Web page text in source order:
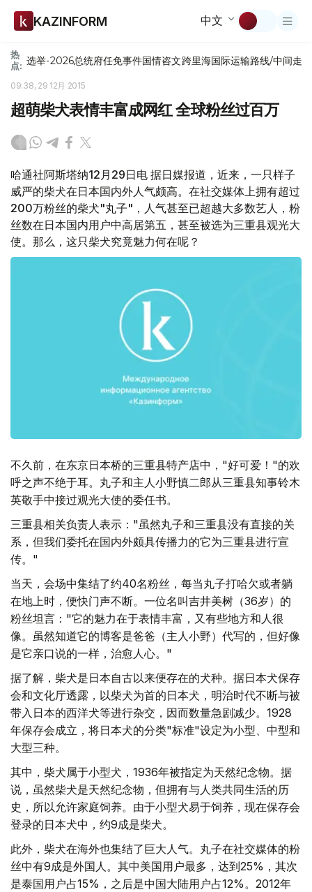
KAZINFORM 中文
热
点: 选举-2026总统府任免事件国情咨文跨里海国际运输路线/中间走廊
09:38, 29 12月 2015
超萌柴犬表情丰富成网红 全球粉丝过百万
哈通社阿斯塔纳12月29日电 据日媒报道，近来，一只样子
威严的柴犬在日本国内外人气颇高。在社交媒体上拥有超过
200万粉丝的柴犬"丸子"，人气甚至已超越大多数艺人，粉
丝数在日本国内用户中高居第五，甚至被选为三重县观光大
使。那么，这只柴犬究竟魅力何在呢？
不久前，在东京日本桥的三重县特产店中，"好可爱！"的欢
呼之声不绝于耳。丸子和主人小野慎二郎从三重县知事铃木
英敬手中接过观光大使的委任书。
三重县相关负责人表示："虽然丸子和三重县没有直接的关
系，但我们委托在国内外颇具传播力的它为三重县进行宣
传。"
当天，会场中集结了约40名粉丝，每当丸子打哈欠或者躺
在地上时，便快门声不断。一位名叫吉井美树（36岁）的
粉丝坦言："它的魅力在于表情丰富，又有些地方和人很
像。虽然知道它的博客是爸爸（主人小野）代写的，但好像
是它亲口说的一样，治愈人心。"
据了解，柴犬是日本自古以来便存在的犬种。据日本犬保存
会和文化厅透露，以柴犬为首的日本犬，明治时代不断与被
带入日本的西洋犬等进行杂交，因而数量急剧减少。1928
年保存会成立，将日本犬的分类"标准"设定为小型、中型和
大型三种。
其中，柴犬属于小型犬，1936年被指定为天然纪念物。据
说，虽然柴犬是天然纪念物，但拥有与人类共同生活的历
史，所以允许家庭饲养。由于小型犬易于饲养，现在保存会
登录的日本犬中，约9成是柴犬。
此外，柴犬在海外也集结了巨大人气。丸子在社交媒体的粉
丝中有9成是外国人。其中美国用户最多，达到25%，其次
是泰国用户占15%，之后是中国大陆用户占12%。2012年